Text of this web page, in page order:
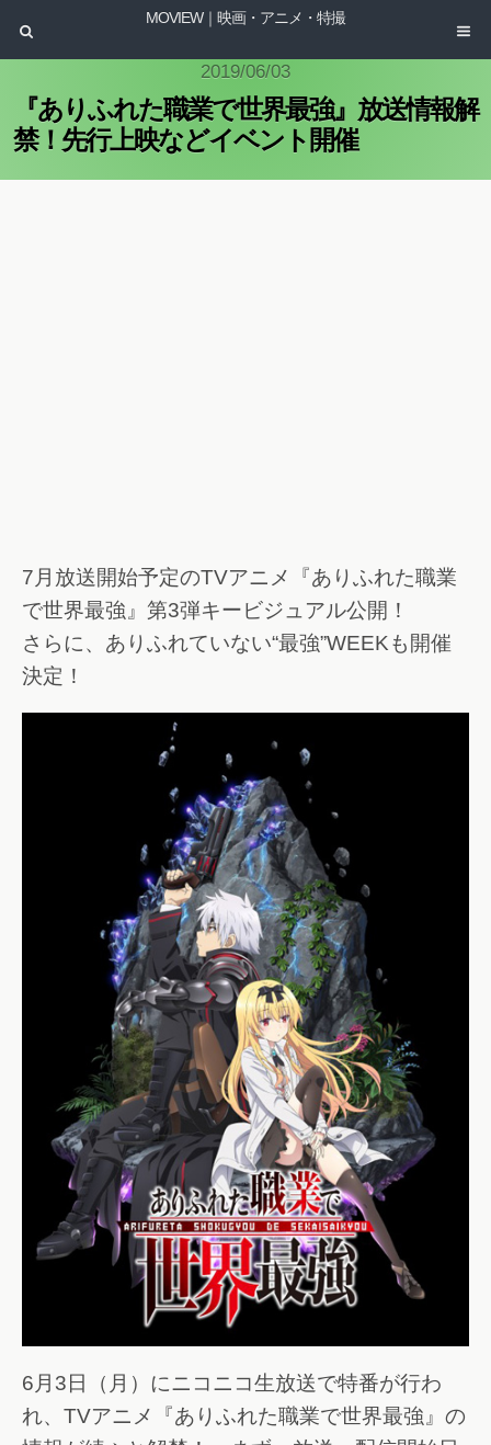
MOVIEW｜映画・アニメ・特撮
2019/06/03
『ありふれた職業で世界最強』放送情報解
禁！先行上映などイベント開催
7月放送開始予定のTVアニメ『ありふれた職業
で世界最強』第3弾キービジュアル公開！
さらに、ありふれていない“最強”WEEKも開催
決定！
6月3日（月）にニコニコ生放送で特番が行わ
れ、TVアニメ『ありふれた職業で世界最強』の